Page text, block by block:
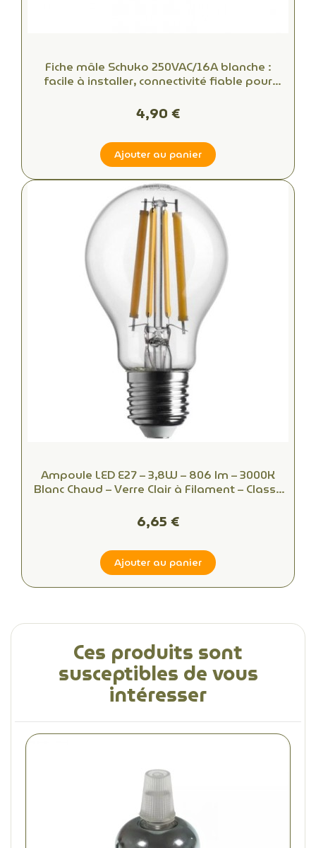
Fiche mâle Schuko 250VAC/16A blanche :
facile à installer, connectivité fiable pour
4,90 €
Ajouter au panier
Ampoule LED E27 – 3,8W – 806 lm – 3000K
Blanc Chaud – Verre Clair à Filament – Classe
6,65 €
Ajouter au panier
Ces produits sont
susceptibles de vous
intéresser